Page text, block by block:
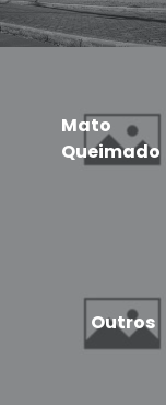
Mato
Queimado
Outros